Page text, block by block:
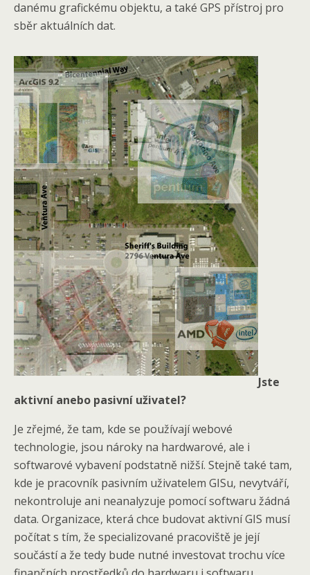
danému grafickému objektu, a také GPS přístroj pro
sběr aktuálních dat.
Jste
aktivní anebo pasivní uživatel?
Je zřejmé, že tam, kde se používají webové
technologie, jsou nároky na hardwarové, ale i
softwarové vybavení podstatně nižší. Stejně také tam,
kde je pracovník pasivním uživatelem GISu, nevytváří,
nekontroluje ani neanalyzuje pomocí softwaru žádná
data. Organizace, která chce budovat aktivní GIS musí
počítat s tím, že specializované pracoviště je její
součástí a že tedy bude nutné investovat trochu více